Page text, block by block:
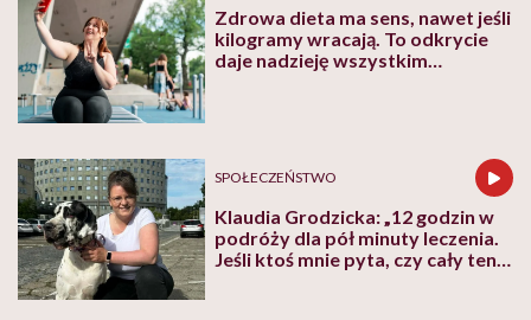
Zdrowa dieta ma sens, nawet jeśli
kilogramy wracają. To odkrycie
daje nadzieję wszystkim
SPOŁECZEŃSTWO
Klaudia Grodzicka: „12 godzin w
podróży dla pół minuty leczenia.
Jeśli ktoś mnie pyta, czy cały ten